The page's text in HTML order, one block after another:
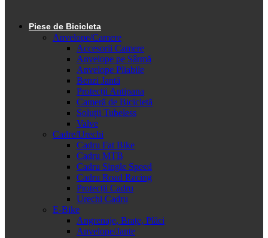
Piese de Bicicleta
Anvelope/Camere
Accesorii Camere
Anvelope pe Sârmă
Anvelope Pliabile
Benzi Jantă
Protecții Antipana
Cameră de Bicicletă
Soluții Tubeless
Valve
Cadre/Urechi
Cadru Fat Bike
Cadru MTB
Cadru Single Speed
Cadru Road Racing
Protecții Cadru
Urechi Cadru
E-Bike
Angrenaje, Brațe, Plăci
Anvelope/Jante